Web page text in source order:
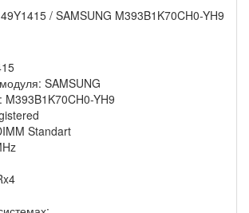
/ SAMSUNG M393B1K70CH0-YH9
SAMSUNG
YH9
Standart